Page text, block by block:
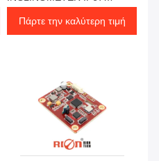
ΑΠΟΛΗΣΗ 0.001°
Πάρτε την καλύτερη τιμή